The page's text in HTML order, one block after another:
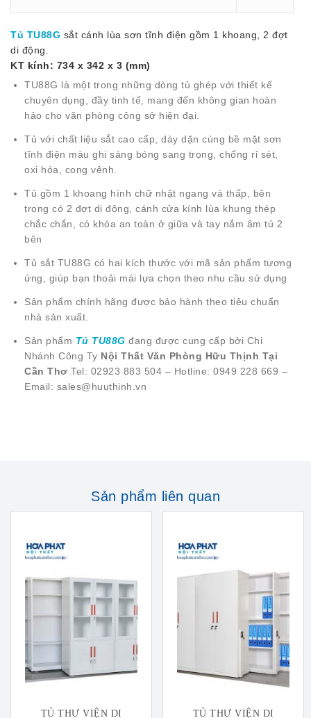
Tủ TU88G sắt cánh lùa sơn tĩnh điện gồm 1 khoang, 2 đợt
di động.
KT kính: 734 x 342 x 3 (mm)
TU88G là một trong những dòng tủ ghép với thiết kế
chuyên dụng, đầy tinh tế, mang đến không gian hoàn
hảo cho văn phòng công sở hiện đại.
Tủ với chất liệu sắt cao cấp, dày dặn cùng bề mặt sơn
tĩnh điện màu ghi sáng bóng sang trọng, chống rỉ sét,
oxi hóa, cong vênh.
Tủ gồm 1 khoang hình chữ nhật ngang và thấp, bên
trong có 2 đợt di động, cánh cửa kính lùa khung thép
chắc chắn, có khóa an toàn ở giữa và tay nắm âm tủ 2
bên
Tủ sắt TU88G có hai kích thước với mã sản phẩm tương
ứng, giúp bạn thoải mái lựa chọn theo nhu cầu sử dụng
Sản phẩm chính hãng được bảo hành theo tiêu chuẩn
nhà sản xuất.
Sản phẩm Tủ TU88G đang được cung cấp bởi Chi
Nhánh Công Ty Nội Thất Văn Phòng Hữu Thịnh Tại
Cần Thơ Tel: 02923 883 504 – Hotline: 0949 228 669 –
Email: sales@huuthinh.vn
Sản phẩm liên quan
TỦ THƯ VIỆN DI TỦ THƯ VIỆN DI